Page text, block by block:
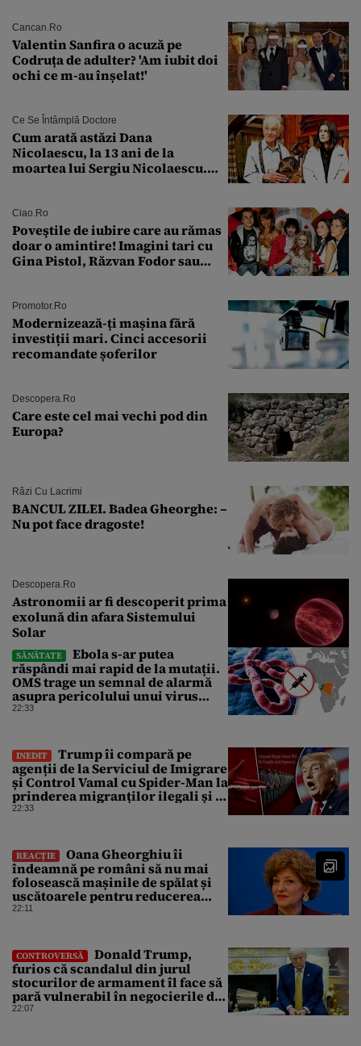
Cancan.ro
Valentin Sanfira o acuză pe
Codruța de adulter? 'Am iubit doi
ochi ce m-au înșelat!'
Ce Se Întâmplă Doctore
Cum arată astăzi Dana
Nicolaescu, la 13 ani de la
moartea lui Sergiu Nicolaescu.
Ciao.ro
Poveştile de iubire care au rămas
doar o amintire! Imagini tari cu
Gina Pistol, Răzvan Fodor sau
Promotor.ro
Modernizează-ți mașina fără
investiții mari. Cinci accesorii
recomandate șoferilor
Descopera.ro
Care este cel mai vechi pod din
Europa?
Râzi Cu Lacrimi
BANCUL ZILEI. Badea Gheorghe: –
Nu pot face dragoste!
Descopera.ro
Astronomii ar fi descoperit prima
exolună din afara Sistemului
Solar
SĂNĂTATE
Ebola s-ar putea
răspândi mai rapid de la mutații.
OMS trage un semnal de alarmă
asupra pericolului unui virus
pentru care nu există vaccin
22:33
INEDIT
Trump îi compară pe
agenții de la Serviciul de Imigrare
și Control Vamal cu Spider-Man la
prinderea migranților ilegali și a
infractorilor
22:33
REACȚIE
Oana Gheorghiu îi
îndeamnă pe români să nu mai
folosească mașinile de spălat și
uscătoarele pentru reducerea
consumului de energie
22:11
CONTROVERSĂ
Donald Trump,
furios că scandalul din jurul
stocurilor de armament îl face să
pară vulnerabil în negocierile de
pace cu Iranul
22:07